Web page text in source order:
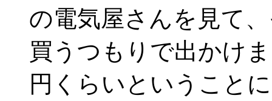
の電気屋さんを見て
買うつもりで出かけ
円くらいということ